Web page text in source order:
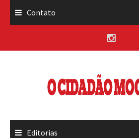
Contato
Editorias